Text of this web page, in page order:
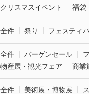
クリスマスイベント
福袋
全件 祭り フェスティ
全件 バーゲンセール
物産展・観光フェア
商業
全件 美術展・博物展